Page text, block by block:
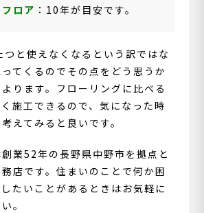
ロア ：10年が目安です。
つと使えなくなるという訳ではな
てくるのでその点をどう思うか
ります。フローリングに比べる
施工できるので、気になった時
えてみると良いです。
業52年の長野県中野市を拠点と
店です。住まいのことで何か困
たいことがあるときはお気軽に
。